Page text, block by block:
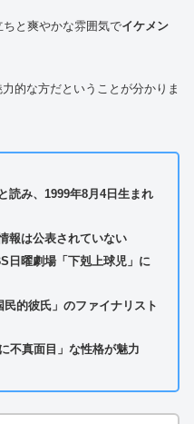
と爽やかな雰囲気でイケメン
的な方だということが分かりま
読み、1999年8月4日生まれ
報は公表されていない
日曜劇場「下剋上球児」に
的彼氏」のファイナリスト
不真面目」な性格が魅力